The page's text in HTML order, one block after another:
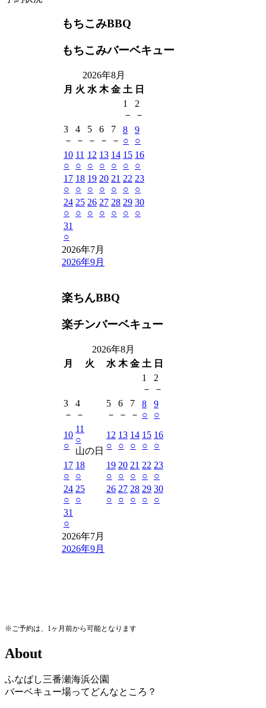
もちこみBBQ
もちこみバーベキュー
2026年8月
月 火 水 木 金 土 日
1
－
2
－
3
－
4
－
5
－
6
－
7
－
8
○
9
○
10
○
11
○
12
○
13
○
14
○
15
○
16
○
17
○
18
○
19
○
20
○
21
○
22
○
23
○
24
○
25
○
26
○
27
○
28
○
29
○
30
○
31
○
2026年7月
2026年9月
楽ちんBBQ
楽チンバーベキュー
2026年8月
月
火 水 木 金 土 日
1
－
2
－
3
－
4
－
5
－
6
－
7
－
8
○
9
○
10
○
11
○
山の日
12
○
13
○
14
○
15
○
16
○
17
○
18
○
19
○
20
○
21
○
22
○
23
○
24
○
25
○
26
○
27
○
28
○
29
○
30
○
31
○
2026年7月
2026年9月
※ご予約は、1ヶ月前から可能となります
About
ふなばし三番瀬海浜公園
バーベキュー場ってどんなところ？